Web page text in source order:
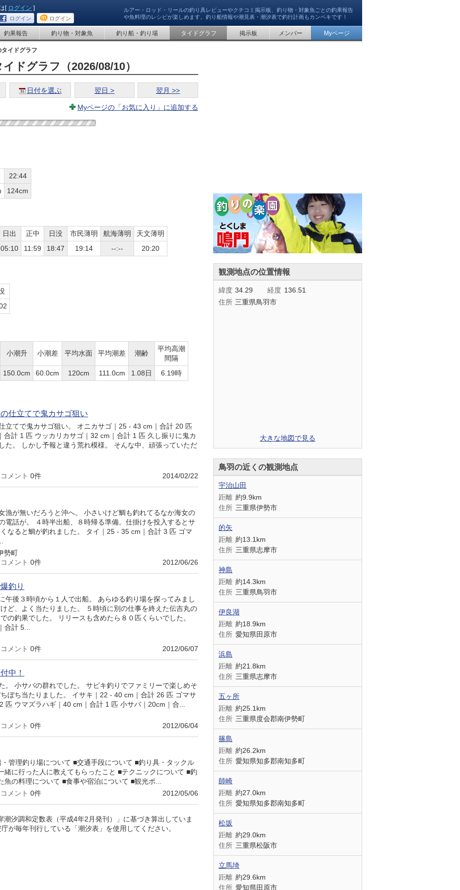
ルアー・ロッド・リールの釣り具レビューやクチコミ掲示板、釣り物・対象魚ごとの釣果報告
や魚料理のレシピが楽しめます。釣り船情報や潮見表・潮汐表で釣行計画もカンペキです！
[ ログイン ]
ログイン ログイン
釣果報告 釣り物・対象魚 釣り船・釣り場 タイドグラフ 掲示板 メンバー Myページ
イドグラフ
ドグラフ（2026/08/10）
日付を選ぶ 翌月 >>
翌日 >
Myページの「お気に入り」に追加する
22:44
124cm
日出 正中 日没 市民薄明 航海薄明
天文薄明
05:10 11:59 18:47 19:14 --:-- 20:20
小潮升 小潮差 平均水面 平均潮差 潮齢
平均高潮
間隔
150.0cm 60.0cm 120cm 111.0cm 1.08日 6.19時
仕立てで鬼カサゴ狙い
立てで鬼カサゴ狙い。 オニカサゴ｜25 - 43 cm｜合計 20 匹
合計 1 匹 ウッカリカサゴ｜32 cm｜合計 1 匹 久し振りに鬼カ
た。 しかし予報と違う荒れ模様。 そんな中、頑張っていただ
コメント 0件 2014/02/22
漁が無いだろうと沖へ。 小さいけど鯛も釣れてるなか海女の
電話が。 ４時半出船、８時帰る準備。仕掛けを投入するとサ
なると鯛が釣れました。 タイ｜25 - 35 cm｜合計 3 匹 ゴマ
勢町
コメント 0件 2012/06/26
釣り
午後３時頃から１人で出船。 あらゆる釣り場を探ってみまし
ど、よく当たりました。 ５時頃に別の仕事を終えた伝吉丸の
の釣果でした。 リリースも含めたら８０匹くらいでした。
計 5...
コメント 0件 2012/06/07
中！
。 小サバの群れでした。 サビキ釣りでファミリーで楽しめそ
ぼち当たりました。 イサキ｜22 - 40 cm｜合計 26 匹 ゴマサ
匹 ウマズラハギ｜40 cm｜合計 1 匹 小サバ｜20cm｜合...
コメント 0件 2012/06/04
管理釣り場について ■交通手段について ■釣り具・タックル
緒に行った人に教えてもらったこと ■テクニックについて ■釣
魚の料理について ■食事や宿泊について ■観光ポ...
コメント 0件 2012/05/06
汐調和定数表（平成4年2月発刊）」に基づき算出していま
が毎年刊行している「潮汐表」を使用してください。
観測地点の位置情報
緯度 34.29 経度 136.51
住所 三重県鳥羽市
大きな地図で見る
鳥羽の近くの観測地点
宇治山田
距離 約9.9km
住所 三重県伊勢市
的矢
距離 約13.1km
住所 三重県志摩市
神島
距離 約14.3km
住所 三重県鳥羽市
伊良湖
距離 約18.9km
住所 愛知県田原市
浜島
距離 約21.8km
住所 三重県志摩市
五ヶ所
距離 約25.1km
住所 三重県度会郡南伊勢町
篠島
距離 約26.2km
住所 愛知県知多郡南知多町
師崎
距離 約27.0km
住所 愛知県知多郡南知多町
松坂
距離 約29.0km
住所 三重県松阪市
立馬埼
距離 約29.6km
住所 愛知県田原市